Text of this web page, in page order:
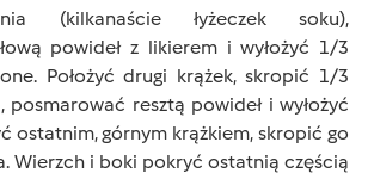
(kilkanaście łyżeczek soku),
powideł z likierem i wyłożyć 1/3
Położyć drugi krążek, skropić 1/3
posmarować resztą powideł i wyłożyć
ostatnim, górnym krążkiem, skropić go
Wierzch i boki pokryć ostatnią częścią